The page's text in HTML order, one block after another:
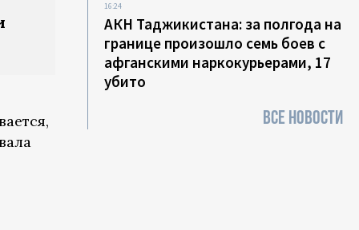
16:24
АКН Таджикистана: за полгода на
границе произошло семь боев с
афганскими наркокурьерами, 17
убито
ВСЕ НОВОСТИ